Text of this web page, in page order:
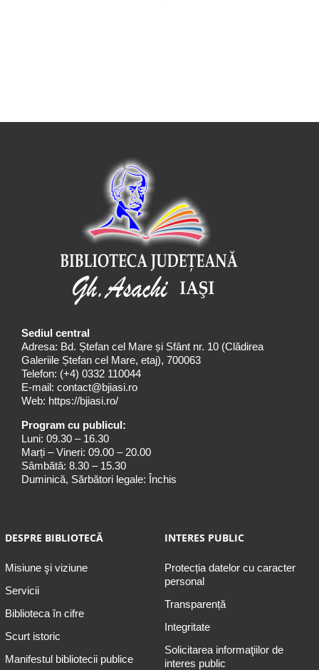
Sediul central
Adresa: Bd. Ștefan cel Mare și Sfânt nr. 10 (Clădirea
Galeriile Ștefan cel Mare, etaj), 700063
Telefon: (+4) 0332 110044
E-mail: contact@bjiasi.ro
Web: https://bjiasi.ro/
Program cu publicul:
Luni: 09.30 – 16.30
Marți – Vineri: 09.00 – 20.00
Sâmbătă: 8.30 – 15.30
Duminică, Sărbători legale: Închis
DESPRE BIBLIOTECĂ
Misiune şi viziune
Servicii
Biblioteca în cifre
Scurt istoric
Manifestul bibliotecii publice
INTERES PUBLIC
Protecția datelor cu caracter
personal
Transparență
Integritate
Solicitarea informaţiilor de
interes public